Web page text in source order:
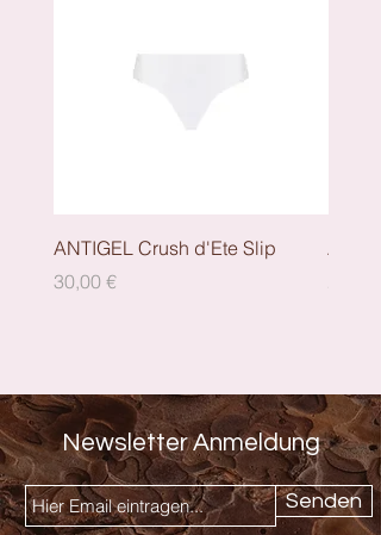
ANTIGEL Crush d'Ete Slip
Preis
30,00 €
Newsletter Anmeldung
Senden